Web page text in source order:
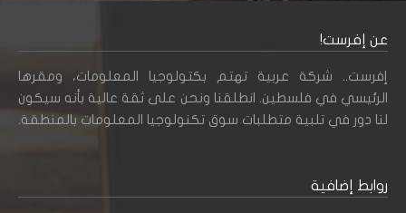
عن إفرست!
إفرست.. شركة عربية تهتم بكتولوجيا المعلومات، ومقرها
الرئيسي في فلسطين. انطلقنا ونحن على ثقة عالية بأنه سيكون
لنا دور في تلبية متطلبات سوق تكنولوجيا المعلومات بالمنطقة.
روابط إضافية